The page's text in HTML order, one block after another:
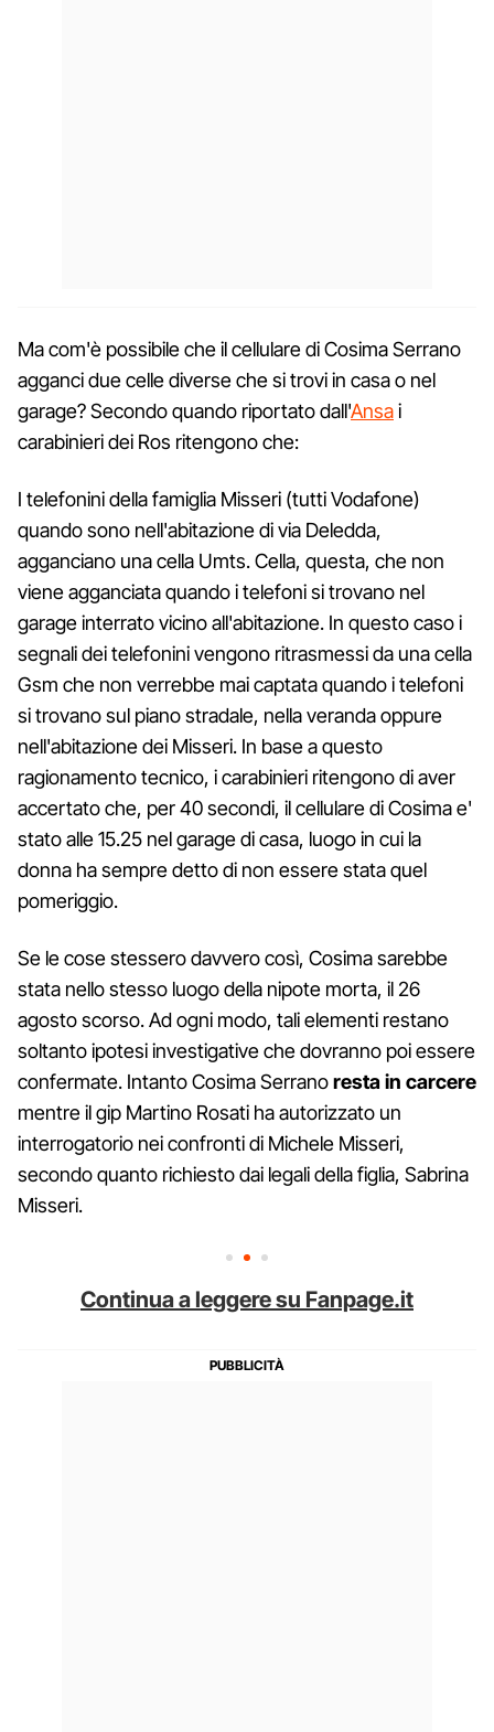
Ma com'è possibile che il cellulare di Cosima Serrano
agganci due celle diverse che si trovi in casa o nel
garage? Secondo quando riportato dall'Ansai
carabinieri dei Ros ritengono che:
I telefonini della famiglia Misseri (tutti Vodafone)
quando sono nell'abitazione di via Deledda,
agganciano una cella Umts. Cella, questa, che non
viene agganciata quando i telefoni si trovano nel
garage interrato vicino all'abitazione. In questo caso i
segnali dei telefonini vengono ritrasmessi da una cella
Gsm che non verrebbe mai captata quando i telefoni
si trovano sul piano stradale, nella veranda oppure
nell'abitazione dei Misseri. In base a questo
ragionamento tecnico, i carabinieri ritengono di aver
accertato che, per 40 secondi, il cellulare di Cosima e'
stato alle 15.25 nel garage di casa, luogo in cui la
donna ha sempre detto di non essere stata quel
pomeriggio.
Se le cose stessero davvero così, Cosima sarebbe
stata nello stesso luogo della nipote morta, il 26
agosto scorso. Ad ogni modo, tali elementi restano
soltanto ipotesi investigative che dovranno poi essere
confermate. Intanto Cosima Serranoresta in carcere
mentre il gip Martino Rosati ha autorizzato un
interrogatorio nei confronti di Michele Misseri,
secondo quanto richiesto dai legali della figlia, Sabrina
Misseri.
Continua a leggere su Fanpage.it